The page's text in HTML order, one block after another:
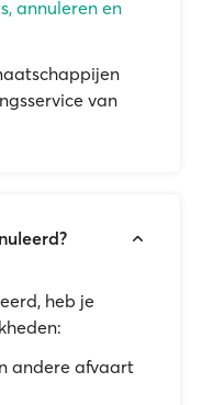
annuleren en
van
heb je
andere afvaart